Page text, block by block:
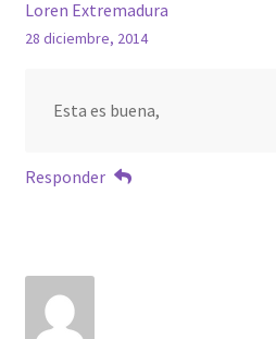
Loren Extremadura
28 diciembre, 2014
Esta es buena,
Responder